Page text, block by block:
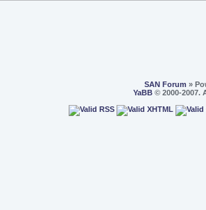
SAN Forum »
YaBB© 2000-2007.